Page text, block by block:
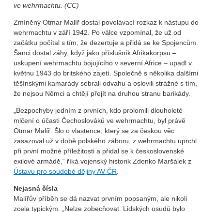
ve wehrmachtu. (CC)
Zmíněný Otmar Malíř dostal povolávací rozkaz k nástupu do
wehrmachtu v září 1942. Po válce vzpomínal, že už od
začátku počítal s tím, že dezertuje a přidá se ke Spojencům.
Šanci dostal záhy, když jako příslušník Afrikakorpsu –
uskupení wehrmachtu bojujícího v severní Africe – upadl v
květnu 1943 do britského zajetí. Společně s několika dalšími
těšínskými kamarády sebrali odvahu a oslovili strážné s tím,
že nejsou Němci a chtějí přejít na druhou stranu barikády.
„Bezpochyby jedním z prvních, kdo prolomili dlouholeté
mlčení o účasti Čechoslováků ve wehrmachtu, byl právě
Otmar Malíř. Šlo o vlastence, který se za českou věc
zasazoval už v době polského záboru, z wehrmachtu uprchl
při první možné příležitosti a přidal se k československé
exilové armádě,“ říká vojenský historik Zdenko Maršálek z
Ústavu pro soudobé dějiny AV ČR
Nejasná čísla
Malířův příběh se dá nazvat prvním popsaným, ale nikoli
zcela typickým. „Nelze zobecňovat. Lidských osudů bylo